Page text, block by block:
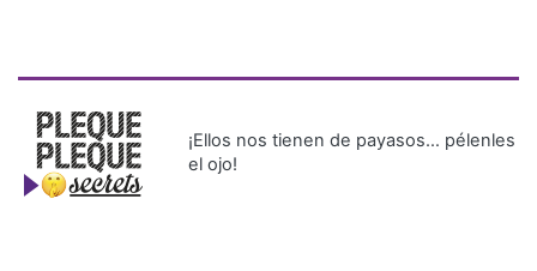
¡Ellos nos tienen de payasos… pélenles
el ojo!